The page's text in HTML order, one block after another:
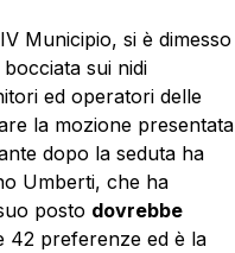
Municipio, si è dimesso
sui nidi
ed operatori delle
la mozione presentata
dopo la seduta ha
Umberti, che ha
posto dovrebbe
42 preferenze ed è la